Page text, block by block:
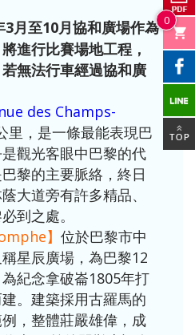
0
3月至10月協和廣場作為
進行比賽場地工程，
無法行車經過協和廣
des Champs-
里，是一條最能表現巴
觀光客眼中巴黎的代
黎的主要脈絡，終日
大道旁有許多精品、
到之處。
】 位於巴黎市中
星辰廣場，為巴黎12
紀念拿破崙1805年打
。建築採用古羅馬的
，整體莊嚴雄偉，成